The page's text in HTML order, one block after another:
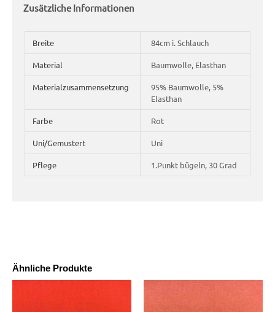
Ähnliche Produkte
Zusätzliche Informationen
Breite 84cm i. Schlauch
Material Baumwolle, Elasthan
Materialzusammensetzung
95% Baumwolle, 5%
Elasthan
Farbe Rot
Uni/Gemustert Uni
Pflege 1.Punkt bügeln, 30 Grad